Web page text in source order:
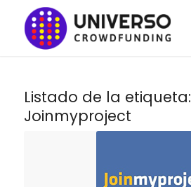
Listado de la etiqueta:
Joinmyproject